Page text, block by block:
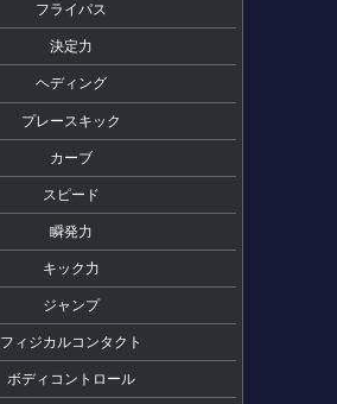
フライパス
決定力
ヘディング
プレースキック
カーブ
スピード
瞬発力
キック力
ジャンプ
フィジカルコンタクト
ボディコントロール